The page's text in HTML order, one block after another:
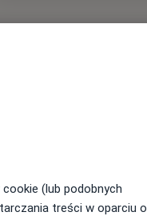
(lub podobnych
treści w oparciu o